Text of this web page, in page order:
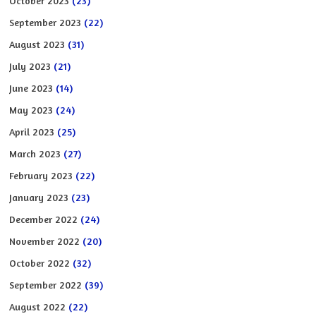
September 2023 (22)
August 2023 (31)
July 2023 (21)
June 2023 (14)
May 2023 (24)
April 2023 (25)
March 2023 (27)
February 2023 (22)
January 2023 (23)
December 2022 (24)
November 2022 (20)
October 2022 (32)
September 2022 (39)
August 2022 (22)